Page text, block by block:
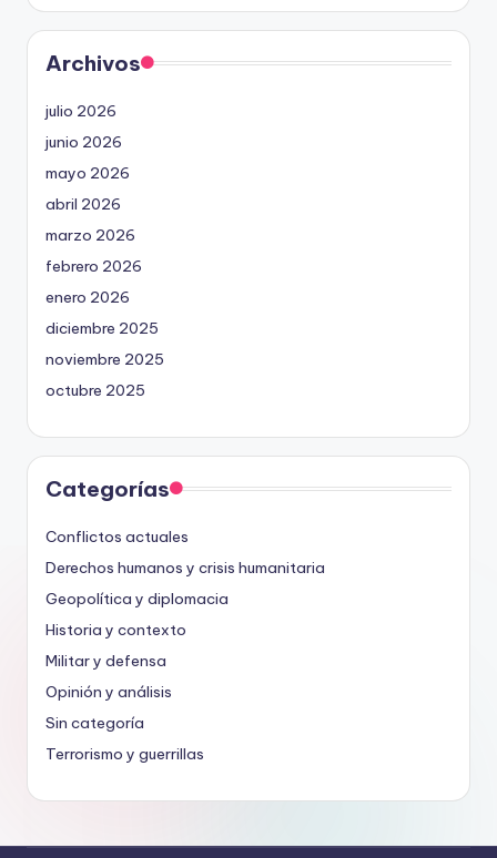
Archivos
julio 2026
junio 2026
mayo 2026
abril 2026
marzo 2026
febrero 2026
enero 2026
diciembre 2025
noviembre 2025
octubre 2025
Categorías
Conflictos actuales
Derechos humanos y crisis humanitaria
Geopolítica y diplomacia
Historia y contexto
Militar y defensa
Opinión y análisis
Sin categoría
Terrorismo y guerrillas